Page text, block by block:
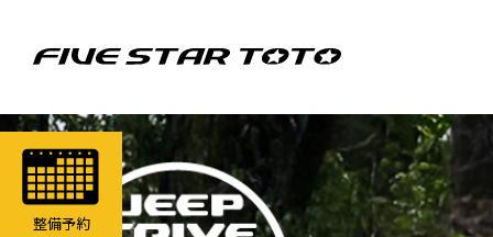
整備予約